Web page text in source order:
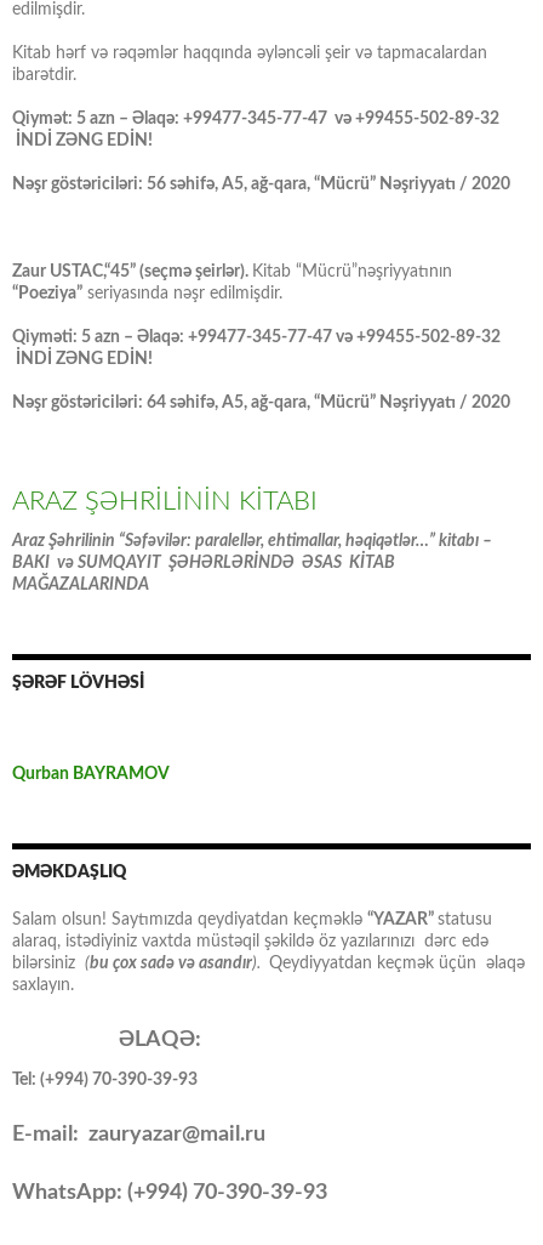
edilmişdir.
Kitab hərf və rəqəmlər haqqında əyləncəli şeir və tapmacalardan
ibarətdir.
Qiymət: 5 azn – Əlaqə: +99477-345-77-47 və +99455-502-89-32
İNDİ ZƏNG EDİN!
Nəşr göstəriciləri: 56 səhifə, A5, ağ-qara, “Mücrü” Nəşriyyatı / 2020
Zaur USTAC,“45” (seçmə şeirlər). Kitab “Mücrü”nəşriyyatının
“Poeziya” seriyasında nəşr edilmişdir.
Qiyməti: 5 azn – Əlaqə: +99477-345-77-47 və +99455-502-89-32
İNDİ ZƏNG EDİN!
Nəşr göstəriciləri: 64 səhifə, A5, ağ-qara, “Mücrü” Nəşriyyatı / 2020
ARAZ ŞƏHRİLİNİN KİTABI
Araz Şəhrilinin “Səfəvilər: paralellər, ehtimallar, həqiqətlər…” kitabı –
BAKI və SUMQAYIT ŞƏHƏRLƏRİNDƏ ƏSAS KİTAB
MAĞAZALARINDA
ŞƏRƏF LÖVHƏSİ
Qurban BAYRAMOV
ƏMƏKDAŞLIQ
Salam olsun! Saytımızda qeydiyatdan keçməklə “YAZAR” statusu
alaraq, istədiyiniz vaxtda müstəqil şəkildə öz yazılarınızı dərc edə
bilərsiniz (bu çox sadə və asandır). Qeydiyyatdan keçmək üçün əlaqə
saxlayın.
ƏLAQƏ:
Tel: (+994) 70-390-39-93
E-mail: zauryazar@mail.ru
WhatsApp: (+994) 70-390-39-93